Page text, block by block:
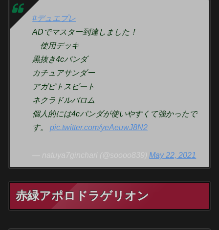
#デュエプレ
ADでマスター到達しました！
使用デッキ
黒抜き4cパンダ
カチュアサンダー
アガピトスビート
ネクラドルバロム
個人的には4cパンダが使いやすくて強かったで
す。pic.twitter.com/yeAeuwJ8N2
— natuya7ginchari (@soooo839)May 22, 2021
赤緑アポロドラゲリオン